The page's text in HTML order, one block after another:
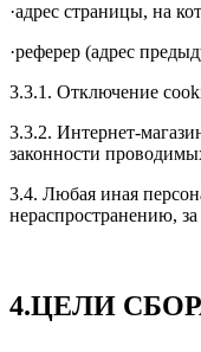
·адрес страницы, на
·реферер (адрес
3.3.1. Отключение
3.3.2. Интернет-
законности
3.4. Любая иная
нераспространению,
4.ЦЕЛИ